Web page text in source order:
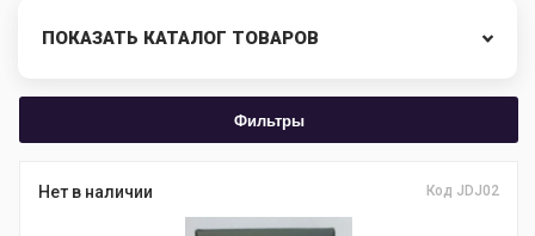
ПОКАЗАТЬ КАТАЛОГ ТОВАРОВ
Нет в наличии Код JDJ02
Фильтры